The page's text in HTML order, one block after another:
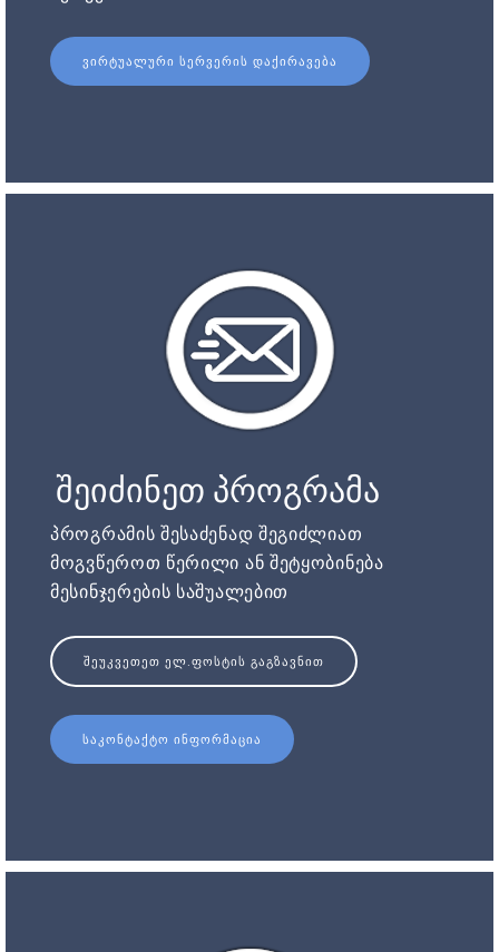
ᲕᲘᲠᲢᲣᲐᲚᲣᲠᲘ ᲡᲔᲠᲕᲔᲠᲘᲡ ᲓᲐᲥᲘᲠᲐᲕᲔᲑᲐ
შეიძინეთ პროგრამა
პროგრამის შესაძენად შეგიძლიათ
მოგვწეროთ წერილი ან შეტყობინება
მესინჯერების საშუალებით
ᲨᲔᲣᲙᲕᲔᲗᲔᲗ ᲔᲚ.ᲤᲝᲡᲢᲘᲡ ᲒᲐᲒᲖᲐᲕᲜᲘᲗ
ᲡᲐᲙᲝᲜᲢᲐᲥᲢᲝ ᲘᲜᲤᲝᲠᲛᲐᲪᲘᲐ